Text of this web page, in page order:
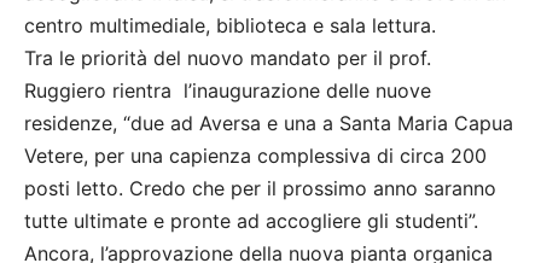
centro multimediale, biblioteca e sala lettura.
Tra le priorità del nuovo mandato per il prof.
Ruggiero rientra l’inaugurazione delle nuove
residenze, “due ad Aversa e una a Santa Maria Capua
Vetere, per una capienza complessiva di circa 200
posti letto. Credo che per il prossimo anno saranno
tutte ultimate e pronte ad accogliere gli studenti”.
Ancora, l’approvazione della nuova pianta organica